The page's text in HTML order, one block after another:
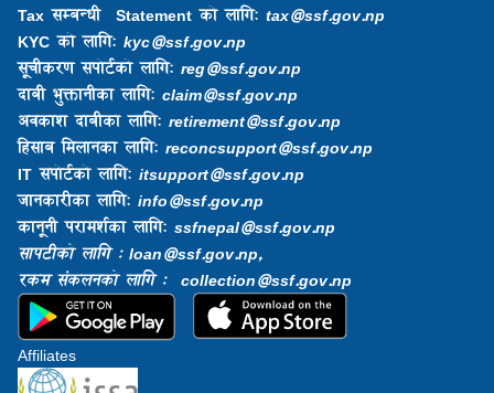
Tax सम्बन्धी Statement को लागि: tax@ssf.gov.np
KYC को लागि: kyc@ssf.gov.np
सूचीकरण सपोर्टको लागि: reg@ssf.gov.np
दाबी भुक्तानीका लागि: claim@ssf.gov.np
अवकाश दाबीका लागि: retirement@ssf.gov.np
हिसाब मिलानका लागि: reconcsupport@ssf.gov.np
IT सपोर्टको लागि: itsupport@ssf.gov.np
जानकारीका लागि: info@ssf.gov.np​
कानूनी परामर्शका लागि: ssfnepal@ssf.gov.np​
सापटीको लागि : loan@ssf.gov.np,
रकम संकलनको लागि : collection@ssf.gov.np
Affiliates